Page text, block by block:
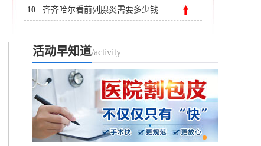
齐齐哈尔附大男科医院
10 齐齐哈尔看前列腺炎需要多少钱
活动早知道/activity